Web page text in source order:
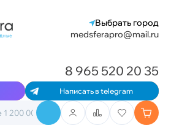
Выбрать город
medsferapro@mail.ru
Написать в telegram
8 965 520 20 35